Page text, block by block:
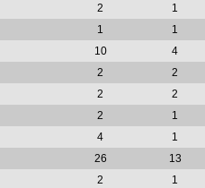
2
1
1
1
10
4
2
2
2
2
2
1
4
1
26
13
2
1